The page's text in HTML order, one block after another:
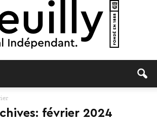
Journal
février 2024